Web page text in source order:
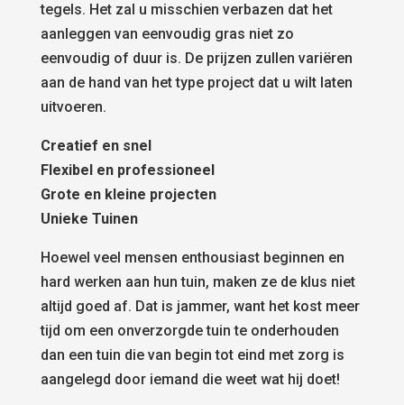
tegels. Het zal u misschien verbazen dat het
aanleggen van eenvoudig gras niet zo
eenvoudig of duur is. De prijzen zullen variëren
aan de hand van het type project dat u wilt laten
uitvoeren.
Creatief en snel
Flexibel en professioneel
Grote en kleine projecten
Unieke Tuinen
Hoewel veel mensen enthousiast beginnen en
hard werken aan hun tuin, maken ze de klus niet
altijd goed af. Dat is jammer, want het kost meer
tijd om een onverzorgde tuin te onderhouden
dan een tuin die van begin tot eind met zorg is
aangelegd door iemand die weet wat hij doet!